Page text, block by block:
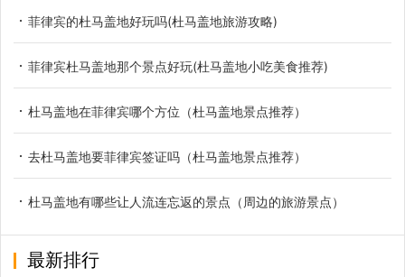
菲律宾的杜马盖地好玩吗(杜马盖地旅游攻略)
菲律宾杜马盖地那个景点好玩(杜马盖地小吃美食推荐)
杜马盖地在菲律宾哪个方位（杜马盖地景点推荐）
去杜马盖地要菲律宾签证吗（杜马盖地景点推荐）
杜马盖地有哪些让人流连忘返的景点（周边的旅游景点）
最新排行